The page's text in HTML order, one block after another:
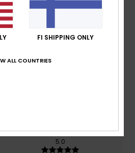
Score
/5
Value for money
5.0
FI SHIPPING ONLY
ALL COUNTRIES